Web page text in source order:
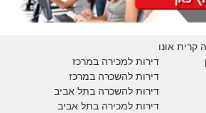
קרית אונו
דירות למכירה במרכז
דירות להשכרה במרכז
דירות להשכרה בתל אביב
דירות למכירה בתל אביב